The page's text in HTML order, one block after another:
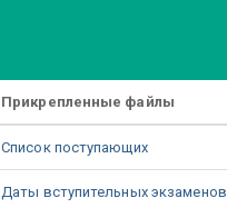
Прикрепленные файлы
Список поступающих
Даты вступительных экзаменов